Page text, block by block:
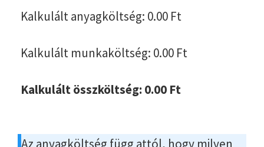
Kalkulált anyagköltség: 0.00 Ft
Kalkulált munkaköltség: 0.00 Ft
Kalkulált összköltség: 0.00 Ft
Az anyagköltség függ attól, hogy milyen